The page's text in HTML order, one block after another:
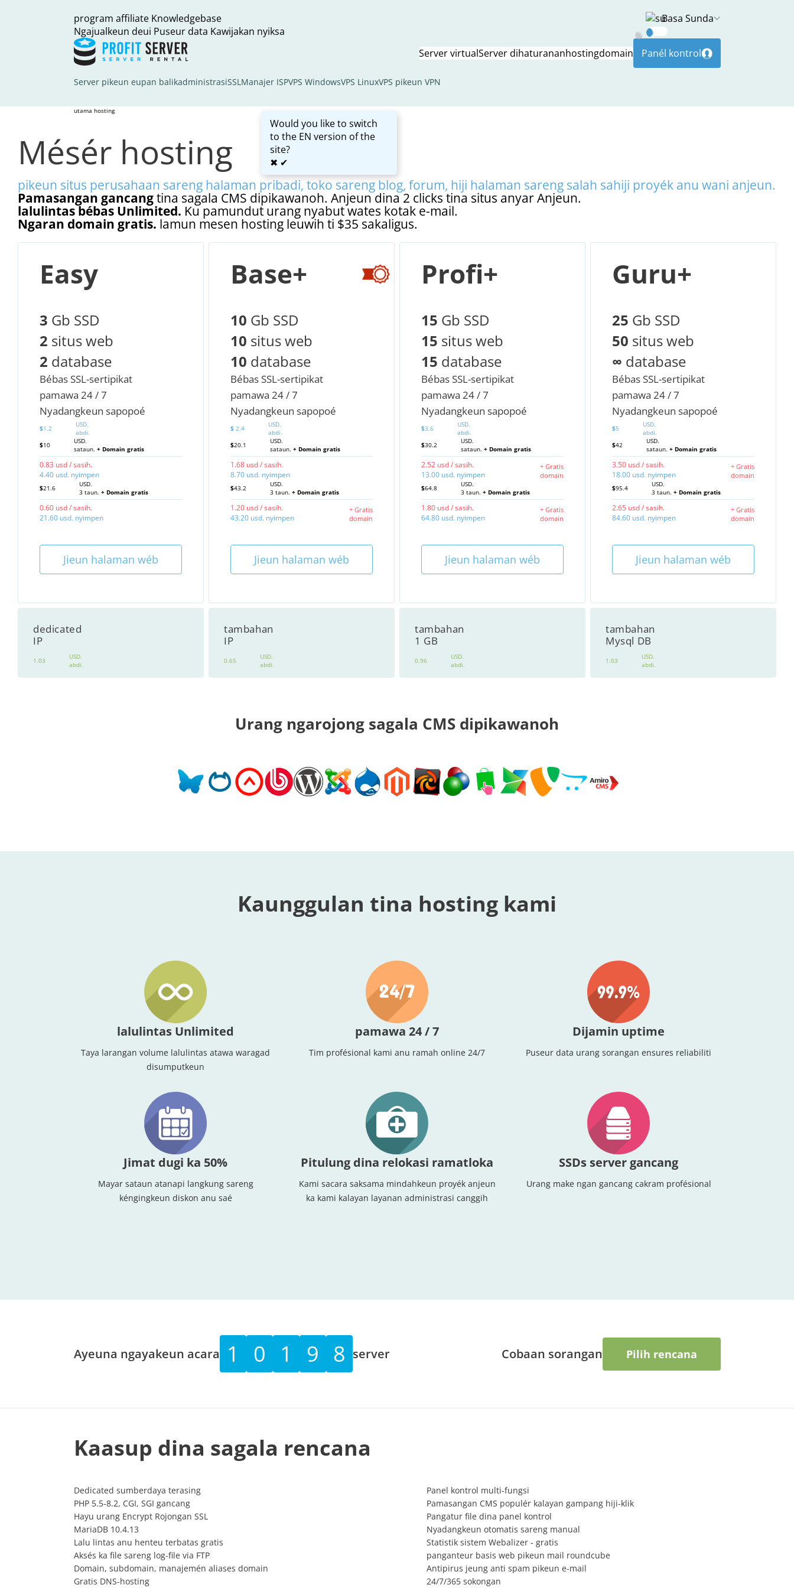
program affiliate Knowledgebase
Ngajualkeun deui Puseur data Kawijakan nyiksa
Basa Sunda
Would you like to switch
to the EN version of the
site?
✖ ✔
Mode
Server virtualServer dihaturananhostingdomain Panél kontrol
Server pikeun eupan balikadministrasiSSL Manajer ISPVPS WindowsVPS LinuxVPS pikeun VPN
utama hosting
Mésér hosting
pikeun situs perusahaan sareng halaman pribadi, toko sareng blog, forum, hiji halaman sareng salah sahiji proyék anu wani anjeun.
Pamasangan gancangtina sagala CMS dipikawanoh. Anjeun dina 2 clicks tina situs anyar Anjeun.
lalulintas bébas Unlimited. Ku pamundut urang nyabut wates kotak e-mail.
Ngaran domain gratis. lamun mesen hosting leuwih ti $35 sakaligus.
Easy
3 Gb SSD
2 situs web
2 database
Bébas SSL-sertipikat
pamawa 24 / 7
Nyadangkeun sapopoé
$1.2
USD.
abdi.
$10
USD.
sataun. + Domain gratis
0.83 usd / sasih.
4.40 usd. nyimpen
$21.6
USD.
3 taun. + Domain gratis
0.60 usd / sasih.
21.60 usd. nyimpen
Jieun halaman wéb
Base+
10 Gb SSD
10 situs web
10 database
Bébas SSL-sertipikat
pamawa 24 / 7
Nyadangkeun sapopoé
$ 2.4
USD.
abdi.
$20.1
USD.
sataun. + Domain gratis
1.68 usd / sasih.
8.70 usd. nyimpen
$43.2
USD.
3 taun. + Domain gratis
1.20 usd / sasih.
43.20 usd. nyimpen
+ Gratis
domain
Jieun halaman wéb
Profi+
15 Gb SSD
15 situs web
15 database
Bébas SSL-sertipikat
pamawa 24 / 7
Nyadangkeun sapopoé
$3.6
USD.
abdi.
$30.2
USD.
sataun. + Domain gratis
2.52 usd / sasih.
13.00 usd. nyimpen
+ Gratis
domain
$64.8
USD.
3 taun. + Domain gratis
1.80 usd / sasih.
64.80 usd. nyimpen
+ Gratis
domain
Jieun halaman wéb
Guru+
25 Gb SSD
50 situs web
∞ database
Bébas SSL-sertipikat
pamawa 24 / 7
Nyadangkeun sapopoé
$5
USD.
abdi.
$42
USD.
sataun. + Domain gratis
3.50 usd / sasih.
18.00 usd. nyimpen
+ Gratis
domain
$95.4
USD.
3 taun. + Domain gratis
2.65 usd / sasih.
84.60 usd. nyimpen
+ Gratis
domain
Jieun halaman wéb
dedicated
IP
1.03
USD.
abdi.
tambahan
IP
0.65
USD.
abdi.
tambahan
1 GB
0.96
USD.
abdi.
tambahan
Mysql DB
1.03
USD.
abdi.
Urang ngarojong sagala CMS dipikawanoh
Kaunggulan tina hosting kami
lalulintas Unlimited
Taya larangan volume lalulintas atawa waragad
disumputkeun
pamawa 24 / 7
Tim profésional kami anu ramah online 24/7
Dijamin uptime
Puseur data urang sorangan ensures reliabiliti
Jimat dugi ka 50%
Mayar sataun atanapi langkung sareng
kéngingkeun diskon anu saé
Pitulung dina relokasi ramatloka
Kami sacara saksama mindahkeun proyék anjeun
ka kami kalayan layanan administrasi canggih
SSDs server gancang
Urang make ngan gancang cakram profésional
Ayeuna ngayakeun acara 1 0 1 9 8 server Cobaan sorangan Pilih rencana
Kaasup dina sagala rencana
Dedicated sumberdaya terasing
PHP 5.5-8.2, CGI, SGI gancang
Hayu urang Encrypt Rojongan SSL
MariaDB 10.4.13
Lalu lintas anu henteu terbatas gratis
Aksés ka file sareng log-file via FTP
Domain, subdomain, manajemén aliases domain
Gratis DNS-hosting
Panel kontrol multi-fungsi
Pamasangan CMS populér kalayan gampang hiji-klik
Pangatur file dina panel kontrol
Nyadangkeun otomatis sareng manual
Statistik sistem Webalizer - gratis
panganteur basis web pikeun mail roundcube
Antipirus jeung anti spam pikeun e-mail
24/7/365 sokongan